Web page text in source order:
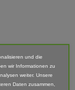
im Lieferumfang
von Hand
und die
wir Informationen zu
weiter. Unsere
Daten zusammen,